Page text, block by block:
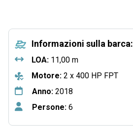
Informazioni sulla barca:
LOA: 11,00 m
Motore: 2 x 400 HP FPT
Anno: 2018
Persone: 6